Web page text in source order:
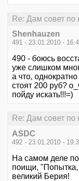
Re: Дам совет по
Shenhauzen
491 - 23.01.2010 -
490 - боюсь
уже слишком
а что,
стоят 200 руб?
пойду искать!!!=)
Re: Дам совет по
ASDC
492 - 23.01.2010 -
На самом деле
поищи, "Попытка,
великий Берия!